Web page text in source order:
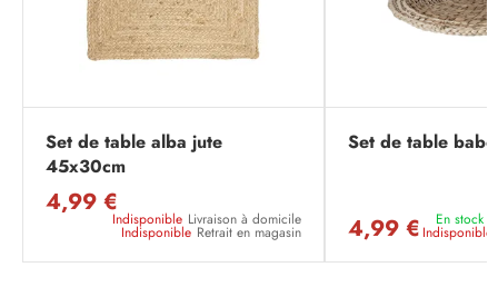
Set de table alba jute
45x30cm
4,99 €
Indisponible Livraison à domicile
Indisponible Retrait en magasin
Set de table
4,99 € En stock
Indisponible